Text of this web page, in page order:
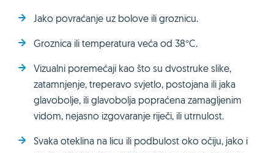
Jako povraćanje uz bolove ili groznicu.
Groznica ili temperatura veća od 38°C.
Vizualni poremećaji kao što su dvostruke slike,
zatamnjenje, treperavo svjetlo, postojana ili jaka
glavobolje, ili glavobolja popraćena zamagljenim
vidom, nejasno izgovaranje riječi, ili utrnulost.
Svaka oteklina na licu ili podbulost oko očiju, jako i